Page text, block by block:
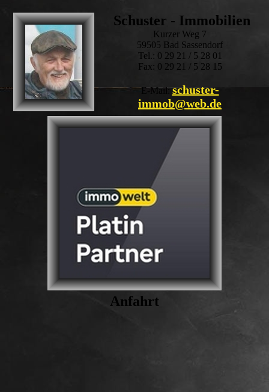
Schuster - Immobilien
Kurzer Weg 7
59505 Bad Sassendorf
Tel.: 0 29 21 / 5 28 01
Fax: 0 29 21 / 5 28 15
E-Mail:schuster-
immob@web.de
Anfahrt